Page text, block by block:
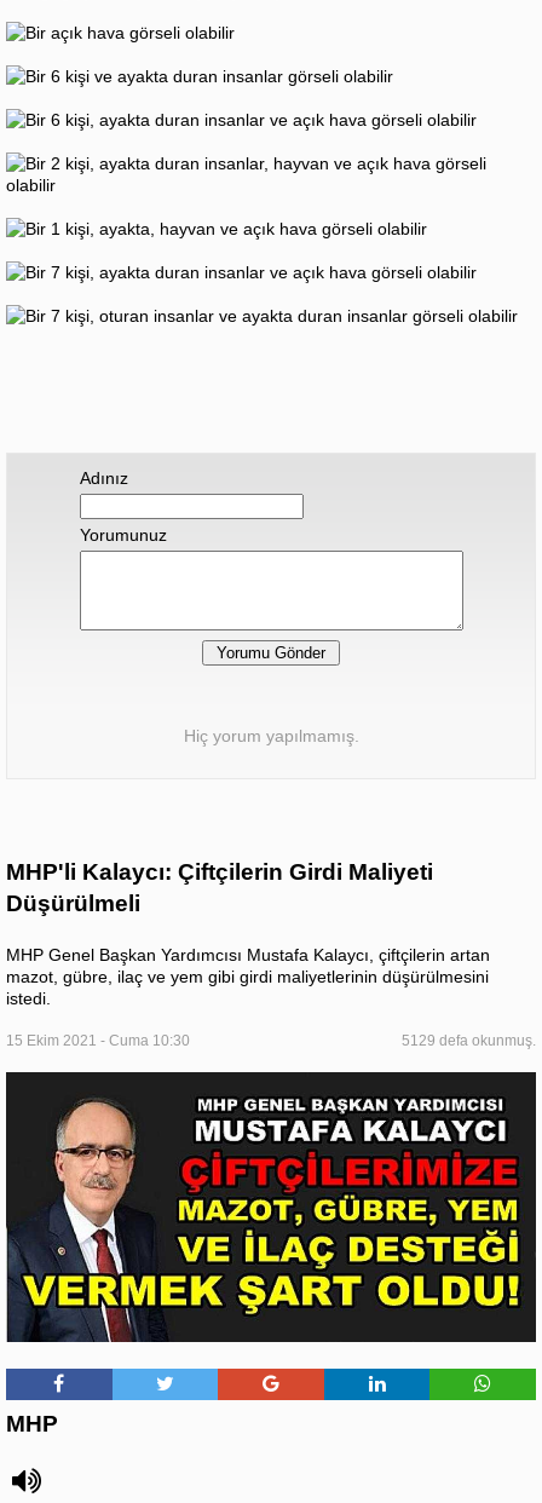
Adınız
Yorumunuz
Hiç yorum yapılmamış.
MHP'li Kalaycı: Çiftçilerin Girdi Maliyeti
Düşürülmeli
MHP Genel Başkan Yardımcısı Mustafa Kalaycı, çiftçilerin artan
mazot, gübre, ilaç ve yem gibi girdi maliyetlerinin düşürülmesini
istedi.
15 Ekim 2021 - Cuma 10:30 5129 defa okunmuş.
MHP